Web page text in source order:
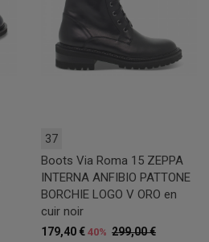
37
Boots Via Roma 15 ZEPPA
INTERNA ANFIBIO PATTONE
BORCHIE LOGO V ORO en
cuir noir
299,00 €
179,40 € 40%